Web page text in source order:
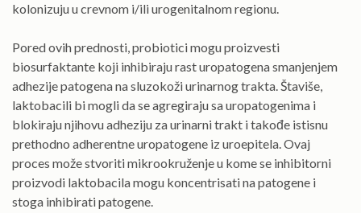
kolonizuju u crevnom i/ili urogenitalnom regionu.
Pored ovih prednosti, probiotici mogu proizvesti
biosurfaktante koji inhibiraju rast uropatogena smanjenjem
adhezije patogena na sluzokoži urinarnog trakta. Štaviše,
laktobacili bi mogli da se agregiraju sa uropatogenima i
blokiraju njihovu adheziju za urinarni trakt i takođe istisnu
prethodno adherentne uropatogene iz uroepitela. Ovaj
proces može stvoriti mikrookruženje u kome se inhibitorni
proizvodi laktobacila mogu koncentrisati na patogene i
stoga inhibirati patogene.